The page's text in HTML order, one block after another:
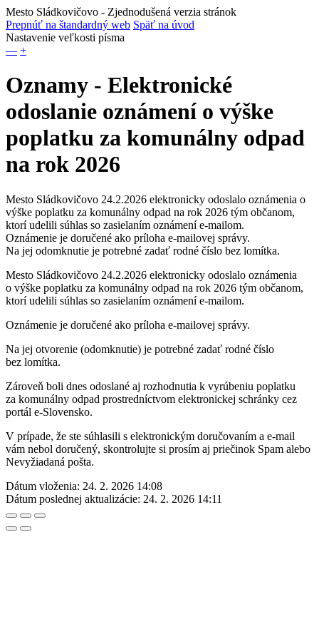
Mesto Sládkovičovo - Zjednodušená verzia stránok
Prepnúť na štandardný web Späť na úvod
Nastavenie veľkosti písma
— +
Oznamy - Elektronické
odoslanie oznámení o výške
poplatku za komunálny odpad
na rok 2026
Mesto Sládkovičovo 24.2.2026 elektronicky odoslalo oznámenia o
výške poplatku za komunálny odpad na rok 2026 tým občanom,
ktorí udelili súhlas so zasielaním oznámení e-mailom.
Oznámenie je doručené ako príloha e-mailovej správy.
Na jej odomknutie je potrebné zadať rodné číslo bez lomítka.
Mesto Sládkovičovo 24.2.2026 elektronicky odoslalo oznámenia
o výške poplatku za komunálny odpad na rok 2026 tým občanom,
ktorí udelili súhlas so zasielaním oznámení e-mailom.
Oznámenie je doručené ako príloha e-mailovej správy.
Na jej otvorenie (odomknutie) je potrebné zadať rodné číslo
bez lomítka.
Zároveň boli dnes odoslané aj rozhodnutia k vyrúbeniu poplatku
za komunálny odpad prostredníctvom elektronickej schránky cez
portál e-Slovensko.
V prípade, že ste súhlasili s elektronickým doručovaním a e-mail
vám nebol doručený, skontrolujte si prosím aj priečinok Spam alebo
Nevyžiadaná pošta.
Dátum vloženia: 24. 2. 2026 14:08
Dátum poslednej aktualizácie: 24. 2. 2026 14:11